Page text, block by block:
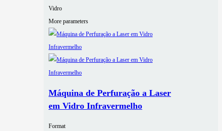
Vidro
More parameters
Máquina de Perfuração a Laser
em Vidro Infravermelho
Format